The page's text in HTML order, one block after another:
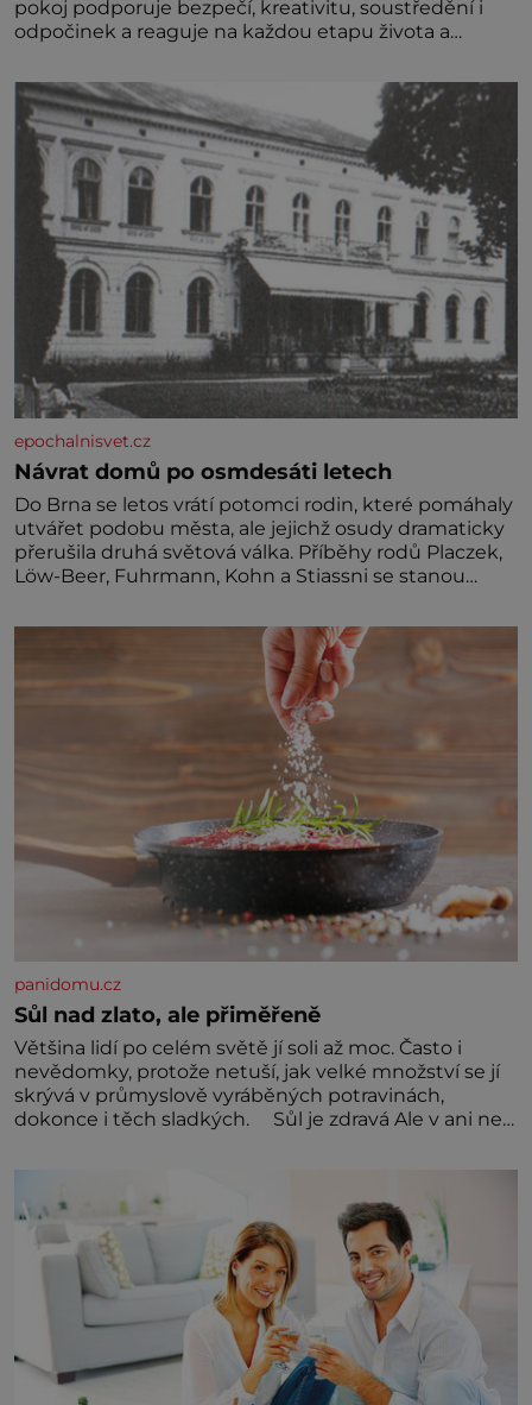
pokoj podporuje bezpečí, kreativitu, soustředění i
odpočinek a reaguje na každou etapu života a
jednoduchost, měkkost a bezpečí, proto by pokoj
miminka měl působit především klidně a útulně.
Předškolní věk je
epochalnisvet.cz
Návrat domů po osmdesáti letech
Do Brna se letos vrátí potomci rodin, které pomáhaly
utvářet podobu města, ale jejichž osudy dramaticky
přerušila druhá světová válka. Příběhy rodů Placzek,
Löw-Beer, Fuhrmann, Kohn a Stiassni se stanou
židovské kultury ŠTETL FEST 2026. Některé návraty
nejsou jednoduché. Místa, která si člověk pamatuje z
rodinných vyprávění, už dávno
panidomu.cz
Sůl nad zlato, ale přiměřeně
Většina lidí po celém světě jí soli až moc. Často i
nevědomky, protože netuší, jak velké množství se jí
skrývá v průmyslově vyráběných potravinách,
dokonce i těch sladkých. Sůl je zdravá Ale v ani ne
běžné. Její základní složky– sodík a chlór – jsou